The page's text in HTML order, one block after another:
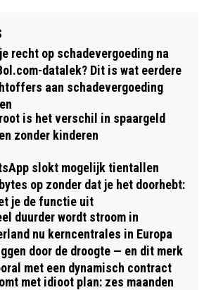
recht op schadevergoeding na
datalek? Dit is wat eerdere
aan schadevergoeding
is het verschil in spaargeld
zonder kinderen
slokt mogelijk tientallen
op zonder dat je het doorhebt:
je de functie uit
duurder wordt stroom in
nu kerncentrales in Europa
door de droogte — en dit merk
met een dynamisch contract
met idioot plan: zes maanden